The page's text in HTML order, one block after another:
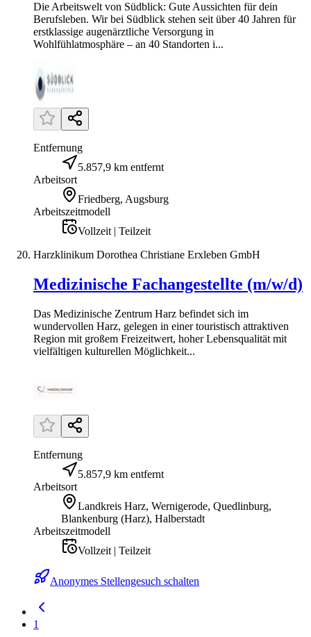
Die Arbeitswelt von Südblick: Gute Aussichten für dein
Berufsleben. Wir bei Südblick stehen seit über 40 Jahren für
erstklassige augenärztliche Versorgung in
Wohlfühlatmosphäre – an 40 Standorten i...
Entfernung
5.857,9 km entfernt
Arbeitsort
Friedberg, Augsburg
Arbeitszeitmodell
Vollzeit | Teilzeit
Harzklinikum Dorothea Christiane Erxleben GmbH
Medizinische Fachangestellte (m/w/d)
Das Medizinische Zentrum Harz befindet sich im
wundervollen Harz, gelegen in einer touristisch attraktiven
Region mit großem Freizeitwert, hoher Lebensqualität mit
vielfältigen kulturellen Möglichkeit...
Entfernung
5.857,9 km entfernt
Arbeitsort
Landkreis Harz, Wernigerode, Quedlinburg,
Blankenburg (Harz), Halberstadt
Arbeitszeitmodell
Vollzeit | Teilzeit
Anonymes Stellengesuch schalten
1